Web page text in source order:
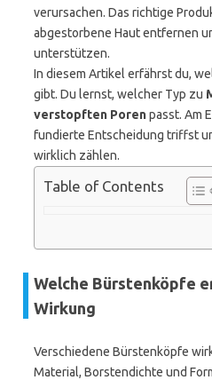
verursachen. Das richtige
abgestorbene Haut entfernen
unterstützen.
In diesem Artikel erfährst du,
gibt. Du lernst, welcher Typ zu
verstopften Porenpasst. Am
fundierte Entscheidung triffst
wirklich zählen.
Table of Contents
Welche Bürstenköpfe
Wirkung
Verschiedene Bürstenköpfe
Material, Borstendichte und